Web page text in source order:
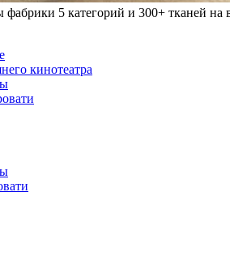
фабрики 5 категорий и 300+ тканей на
кинотеатра